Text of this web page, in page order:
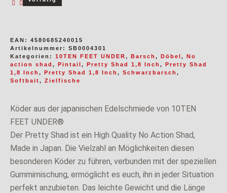
EAN: 4580685240015
Artikelnummer: SB0004301
Kategorien: 10TEN FEET UNDER, Barsch , Döbel, No
action shad , Pintail, Pretty Shad 1,8 Inch , Pretty Shad
1,8 Inch , Pretty Shad 1,8 Inch , Schwarzbarsch ,
Softbait, Zielfische
Köder aus der japanischen Edelschmiede von 10TEN
FEET UNDER®
Der Pretty Shad ist ein High Quality No Action Shad,
Made in Japan. Die Vielzahl an Möglichkeiten diesen
besonderen Köder zu führen, verbunden mit der speziellen
Gummimischung, ermöglicht es euch, ihn in jeder Situation
perfekt anzubieten. Das leichte Gewicht und die Länge